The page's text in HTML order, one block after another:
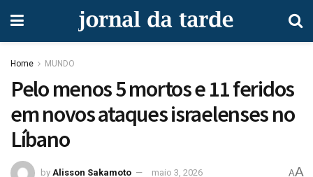
Home MUNDO
Pelo menos 5 mortos e 11 feridos
em novos ataques israelenses no
Líbano
by Alisson Sakamoto maio 3, 2026 AA